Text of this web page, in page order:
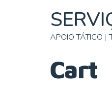
APOIO TÁTICO |
Cart